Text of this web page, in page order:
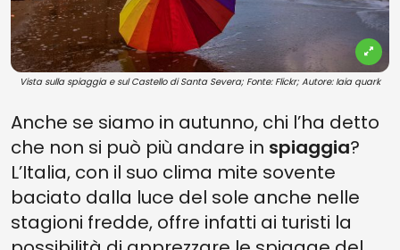
Vista sulla spiaggia e sul Castello di Santa Severa; Fonte: Flickr; Autore: Iaia quark
Anche se siamo in autunno, chi l’ha detto
che non si può più andare in spiaggia?
L’Italia, con il suo clima mite sovente
baciato dalla luce del sole anche nelle
stagioni fredde, offre infatti ai turisti la